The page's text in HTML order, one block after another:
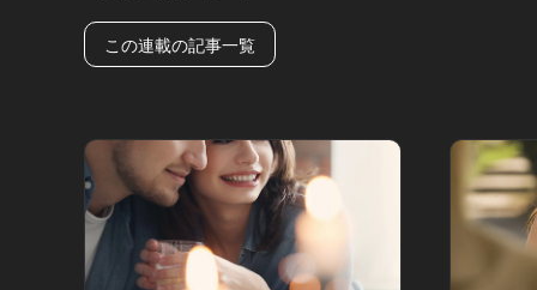
この連載の記事一覧